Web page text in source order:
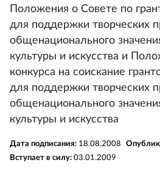
Положения о Совете по
для поддержки творческих
общенационального
культуры и искусства и
конкурса на соискание
для поддержки творческих
общенационального
культуры и искусства
Дата подписания: 18.08.2008
Вступает в силу: 03.01.2009